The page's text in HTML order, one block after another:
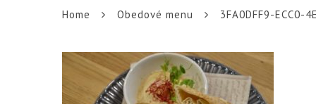
Home Obedové menu 3FA0DFF9-ECC0-